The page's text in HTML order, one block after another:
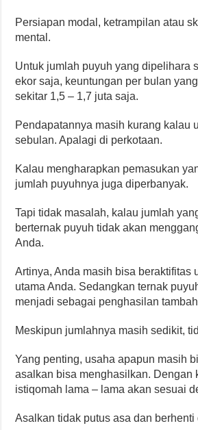
Persiapan modal, ketrampilan atau
mental.
Untuk jumlah puyuh yang dipelihara
ekor saja, keuntungan per bulan
sekitar 1,5 – 1,7 juta saja.
Pendapatannya masih kurang kalau
sebulan. Apalagi di perkotaan.
Kalau mengharapkan pemasukan
jumlah puyuhnya juga diperbanyak.
Tapi tidak masalah, kalau jumlah
berternak puyuh tidak akan
Anda.
Artinya, Anda masih bisa beraktifitas
utama Anda. Sedangkan ternak
menjadi sebagai penghasilan
Meskipun jumlahnya masih sedikit,
Yang penting, usaha apapun masih
asalkan bisa menghasilkan. Dengan
istiqomah lama – lama akan sesuai
Asalkan tidak putus asa dan berhenti